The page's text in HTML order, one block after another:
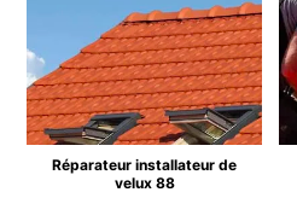
Réparateur installateur de
velux 88